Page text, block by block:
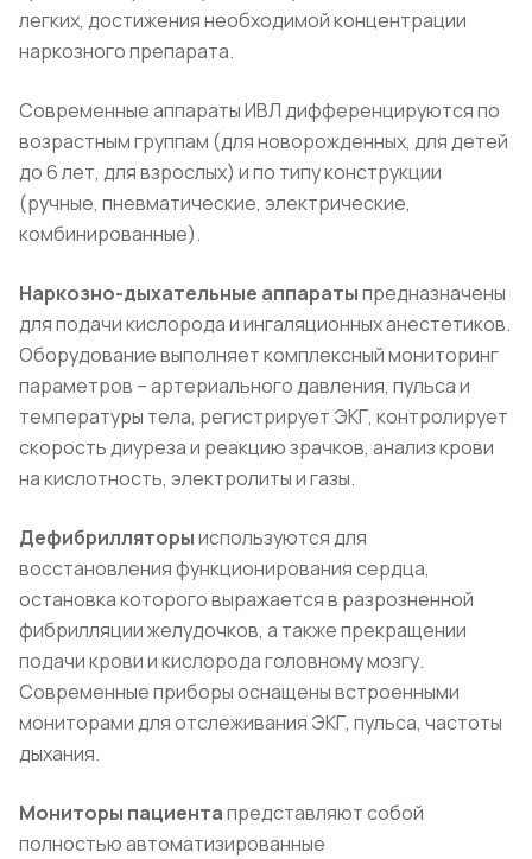
легких, достижения необходимой концентрации
наркозного препарата.
Современные аппараты ИВЛ дифференцируются по
возрастным группам (для новорожденных, для детей
до 6 лет, для взрослых) и по типу конструкции
(ручные, пневматические, электрические,
комбинированные).
Наркозно-дыхательные аппаратыпредназначены
для подачи кислорода и ингаляционных анестетиков.
Оборудование выполняет комплексный мониторинг
параметров – артериального давления, пульса и
температуры тела, регистрирует ЭКГ, контролирует
скорость диуреза и реакцию зрачков, анализ крови
на кислотность, электролиты и газы.
Дефибрилляторыиспользуются для
восстановления функционирования сердца,
остановка которого выражается в разрозненной
фибрилляции желудочков, а также прекращении
подачи крови и кислорода головному мозгу.
Современные приборы оснащены встроенными
мониторами для отслеживания ЭКГ, пульса, частоты
дыхания.
Мониторы пациентапредставляют собой
полностью автоматизированные